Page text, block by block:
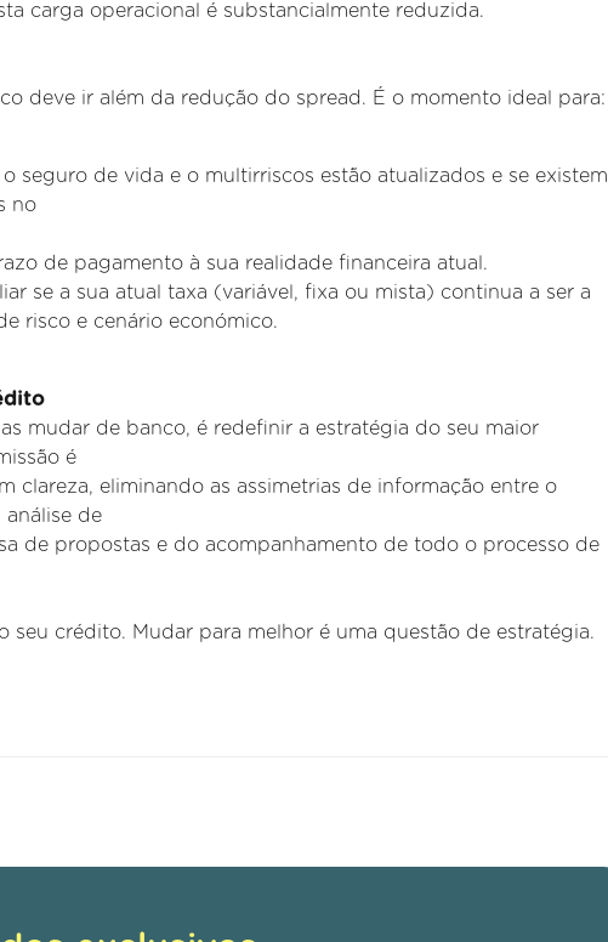
carga operacional é substancialmente reduzida.
deve ir além da redução do spread. É o momento ideal para:
seguro de vida e o multirriscos estão atualizados e se existem
no
de pagamento à sua realidade financeira atual.
se a sua atual taxa (variável, fixa ou mista) continua a ser a
risco e cenário económico.
mudar de banco, é redefinir a estratégia do seu maior
é
clareza, eliminando as assimetrias de informação entre o
análise de
de propostas e do acompanhamento de todo o processo de
seu crédito. Mudar para melhor é uma questão de estratégia.